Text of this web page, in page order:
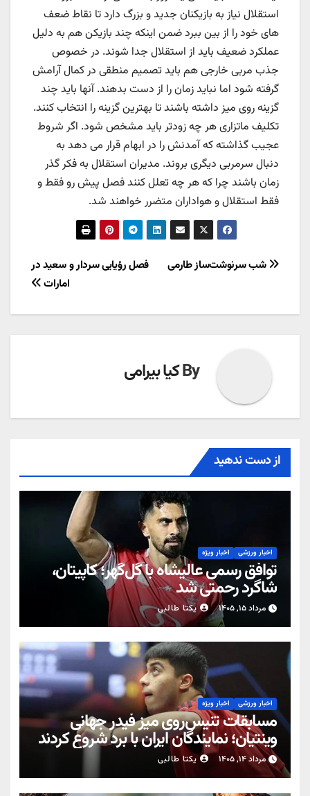
استقلال نیاز به بازیکنان جدید و بزرگ دارد تا نقاط ضعف
های خود را از بین ببرد ضمن اینکه چند بازیکن هم به دلیل
عملکرد ضعیف باید از استقلال جدا شوند. در خصوص
جذب مربی خارجی هم باید تصمیم منطقی در کمال آرامش
گرفته شود اما نباید زمان را از دست بدهند. آنها باید چند
گزینه روی میز داشته باشند تا بهترین گزینه را انتخاب کنند.
تکلیف ماتزاری هر چه زودتر باید مشخص شود. اگر شروط
عجیب گذاشته که آمدنش را در ابهام قرار می دهد به
دنبال سرمربی دیگری بروند. مدیران استقلال به فکر گذر
زمان باشند چرا که هر چه تعلل کنند فصل پیش رو فقط و
فقط استقلال و هواداران متضرر خواهند شد.
راهبری
فصل رؤیایی سردار و سعید در
امارات
شب سرنوشت‌ساز طارمی
Byکیا بیرامی
از دست ندهید
اخبار ورزشی اخبار ویژه
توافق رسمی عالیشاه با گل‌گهر؛ کاپیتان،
شاگرد رحمتی شد
مرداد ۱۵, ۱۴۰۵ یکتا طالبی
اخبار ورزشی اخبار ویژه
مسابقات تنیس‌روی میز فیدر جهانی
وینتیان؛ نمایندگان ایران با برد شروع کردند
مرداد ۱۴, ۱۴۰۵ یکتا طالبی